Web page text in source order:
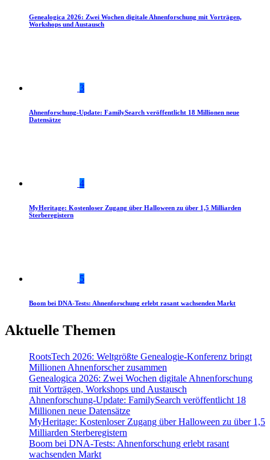
Genealogica 2026: Zwei Wochen digitale Ahnenforschung mit Vorträgen,
Workshops und Austausch
3
Ahnenforschung-Update: FamilySearch veröffentlicht 18 Millionen neue
Datensätze
4
MyHeritage: Kostenloser Zugang über Halloween zu über 1,5 Milliarden
Sterberegistern
5
Boom bei DNA-Tests: Ahnenforschung erlebt rasant wachsenden Markt
Aktuelle Themen
RootsTech 2026: Weltgrößte Genealogie-Konferenz bringt
Millionen Ahnenforscher zusammen
Genealogica 2026: Zwei Wochen digitale Ahnenforschung
mit Vorträgen, Workshops und Austausch
Ahnenforschung-Update: FamilySearch veröffentlicht 18
Millionen neue Datensätze
MyHeritage: Kostenloser Zugang über Halloween zu über 1,5
Milliarden Sterberegistern
Boom bei DNA-Tests: Ahnenforschung erlebt rasant
wachsenden Markt